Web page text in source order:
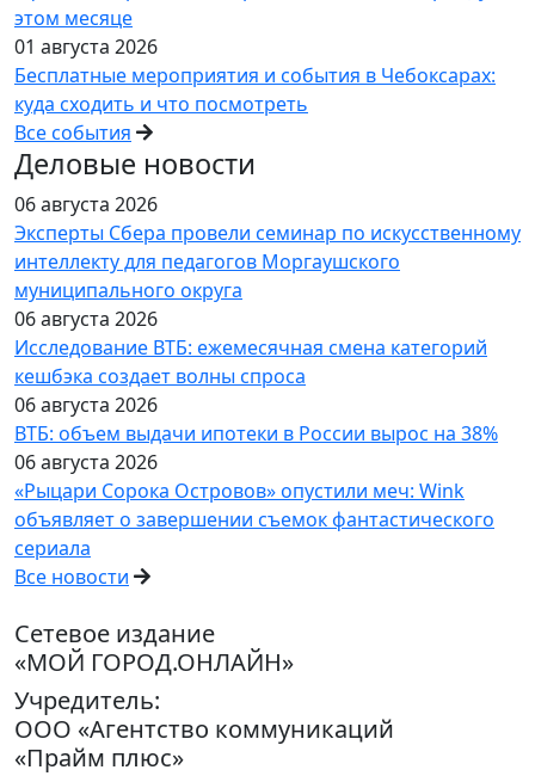
этом месяце
01 августа 2026
Бесплатные мероприятия и события в Чебоксарах:
куда сходить и что посмотреть
Все события
Деловые новости
06 августа 2026
Эксперты Сбера провели семинар по искусственному
интеллекту для педагогов Моргаушского
муниципального округа
06 августа 2026
Исследование ВТБ: ежемесячная смена категорий
кешбэка создает волны спроса
06 августа 2026
ВТБ: объем выдачи ипотеки в России вырос на 38%
06 августа 2026
«Рыцари Сорока Островов» опустили меч: Wink
объявляет о завершении съемок фантастического
сериала
Все новости
Сетевое издание
«МОЙ ГОРОД.ОНЛАЙН»
Учредитель:
ООО «Агентство коммуникаций
«Прайм плюс»